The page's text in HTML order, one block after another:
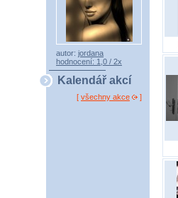
autor: jordana
hodnocení: 1,0 / 2x
Kalendář akcí
[ všechny akce ]